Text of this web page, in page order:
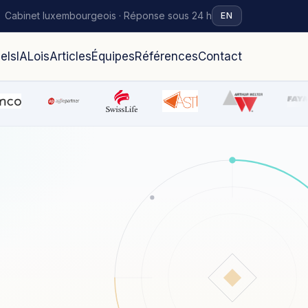
Cabinet luxembourgeois · Réponse sous 24 h EN
IALoisArticlesÉquipesRéférencesContact